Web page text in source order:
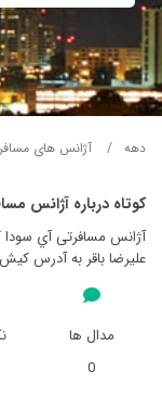
دهه آژانس های
کوتاه درباره آژانس
آژانس مسافرتی آي سودا
علیرضا باقر به آدرس کیش
مدال ها
0